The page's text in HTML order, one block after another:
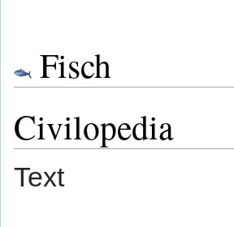
Fisch
Civilopedia
Text